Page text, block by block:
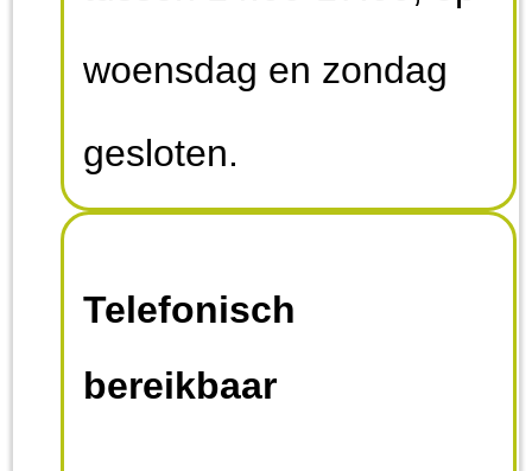
woensdag en zondag
gesloten.
Telefonisch
bereikbaar